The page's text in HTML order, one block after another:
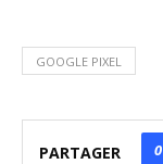
GOOGLE PIXEL
PARTAGER 0